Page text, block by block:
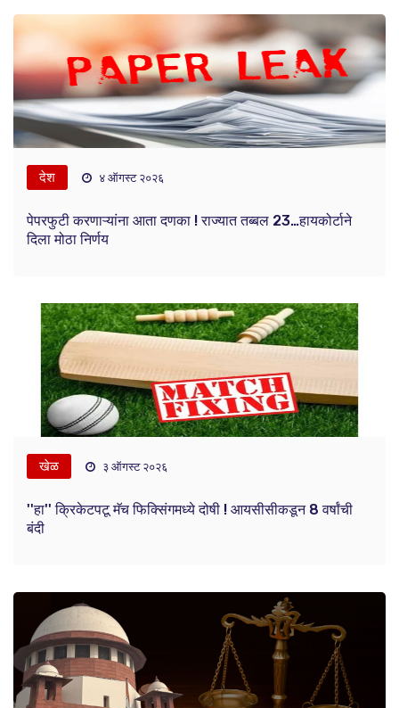
देश ४ ऑगस्ट २०२६
पेपरफुटी करणाऱ्यांना आता दणका ! राज्यात तब्बल 23…हायकोर्टाने
दिला मोठा निर्णय
खेळ ३ ऑगस्ट २०२६
''हा'' क्रिकेटपटू मॅच फिक्सिंगमध्ये दोषी ! आयसीसीकडून 8 वर्षांची
बंदी